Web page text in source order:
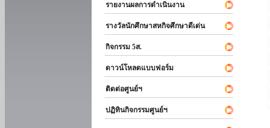
รายงานผลการดำเนินงาน
รางวัลนักศึกษาสหกิจศึกษาดีเด่น
กิจกรรม 5ส.
ดาวน์โหลดแบบฟอร์ม
ติดต่อศูนย์ฯ
ปฏิทินกิจกรรมศูนย์ฯ